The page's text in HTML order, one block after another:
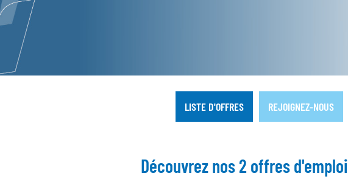
LISTE D'OFFRES REJOIGNEZ-NOUS
Découvrez nos 2 offres d'emploi